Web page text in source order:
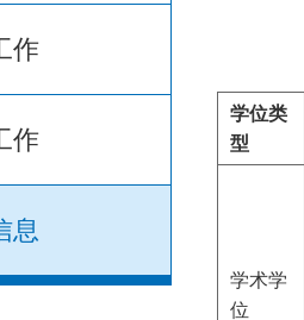
作
作
息
学位类
型
学术学
位